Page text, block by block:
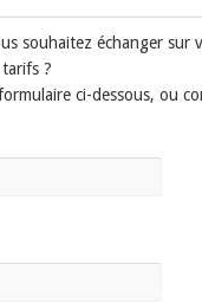
souhaitez échanger sur
?
ci-dessous, ou